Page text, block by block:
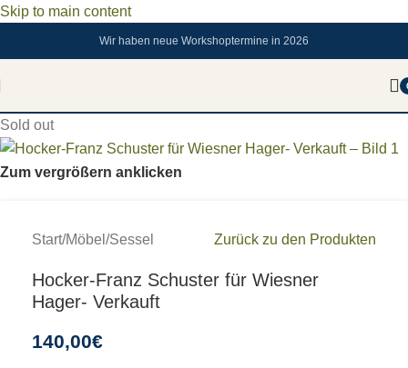
Skip to main content
Wir haben neue Workshoptermine in 2026
Sold out
Zum vergrößern anklicken
Start/Möbel /Sessel Zurück zu den Produkten
Hocker-Franz Schuster für Wiesner
Hager- Verkauft
140,00€